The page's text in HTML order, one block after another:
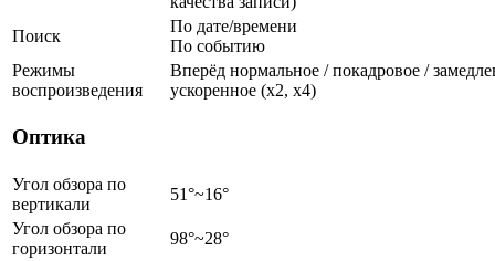
Поиск
По дате/времени
По событию
Режимы
воспроизведения
Вперёд нормальное / покадровое /
ускоренное (х2, х4)
Оптика
Угол обзора по
вертикали
51°~16°
Угол обзора по
горизонтали
98°~28°